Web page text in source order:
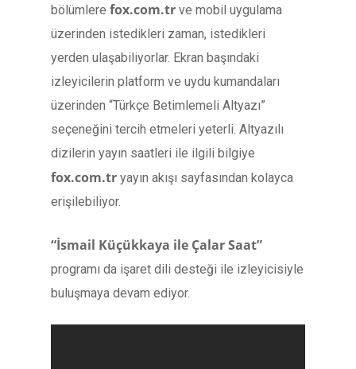
bölümlere fox.com.tr ve mobil uygulama
üzerinden istedikleri zaman, istedikleri
yerden ulaşabiliyorlar. Ekran başındaki
izleyicilerin platform ve uydu kumandaları
üzerinden “Türkçe Betimlemeli Altyazı”
seçeneğini tercih etmeleri yeterli. Altyazılı
dizilerin yayın saatleri ile ilgili bilgiye
fox.com.tr yayın akışı sayfasından kolayca
erişilebiliyor.
“İsmail Küçükkaya ile Çalar Saat”
programı da işaret dili desteği ile izleyicisiyle
buluşmaya devam ediyor.